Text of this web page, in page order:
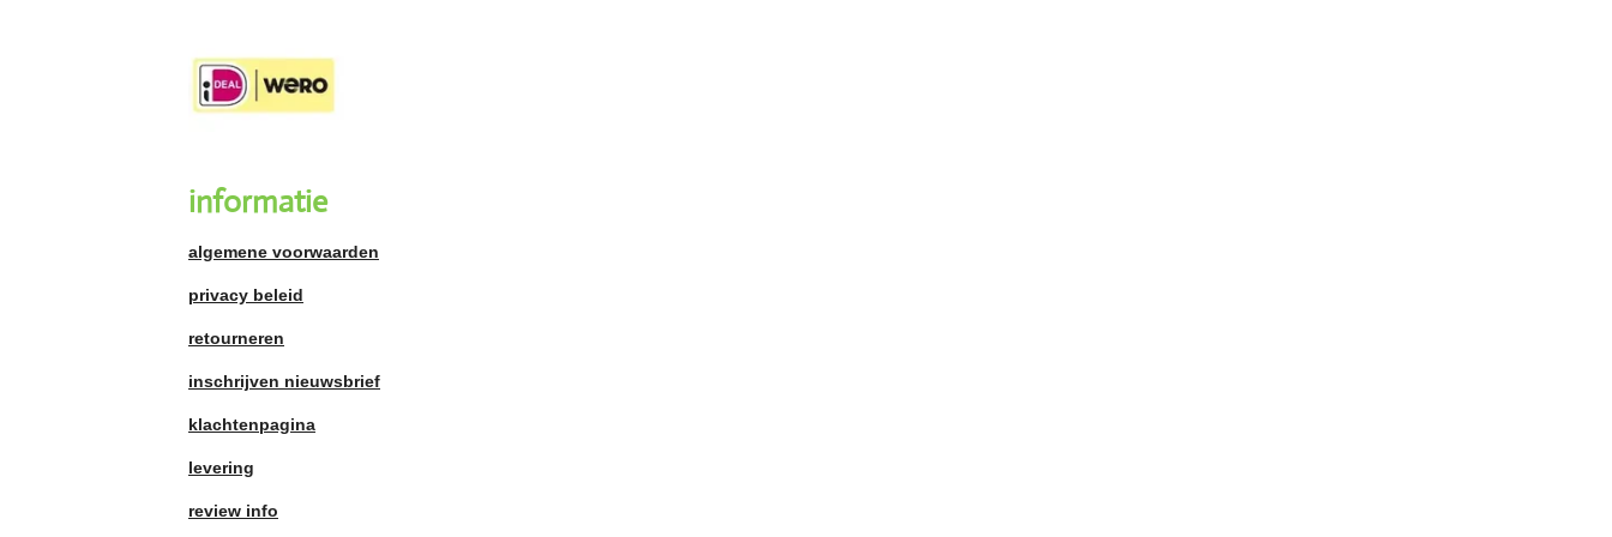
informatie
algemene voorwaarden
privacy beleid
retourneren
inschrijven nieuwsbrief
klachtenpagina
levering
review info